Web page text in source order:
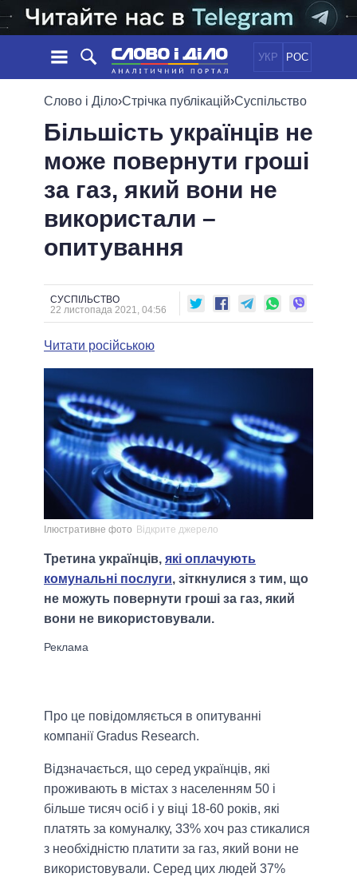
УКР РОС
НОВИНИ
СТРІЧКА
ПОДІЇ
СТАТТІ
ОГЛЯДИ
ДАЙДЖЕСТИ
ПОЛІТИКА
ЕКОНОМІКА
СУСПІЛЬСТВО
ОБIЦЯНКИ
ПОЛIТИКИ
ПРЕЗИДЕНТ І ОФІС
ВЕРХОВНА РАДА
ГОЛОВИ ОБЛАДМІНІСТРАЦІЙ
МЕРИ МІСТ
ВСІ ПЕРСОНИ
ВІДЕО
ПОРІВНЯННЯ ПОЛІТИКІВ
Слово і Діло›Стрічка публікацій›Суспільство
Більшість українців не
може повернути гроші
за газ, який вони не
використали –
опитування
СУСПІЛЬСТВО
22 листопада 2021, 04:56
Читати російською
Ілюстративне фото Відкрите джерело
Третина українців, які оплачують
комунальні послуги, зіткнулися з тим, що
не можуть повернути гроші за газ, який
вони не використовували.
Про це повідомляється в опитуванні
компанії Gradus Research.
Відзначається, що серед українців, які
проживають в містах з населенням 50 і
більше тисяч осіб і у віці 18-60 років, які
платять за комуналку, 33% хоч раз стикалися
з необхідністю платити за газ, який вони не
використовували. Серед цих людей 37%